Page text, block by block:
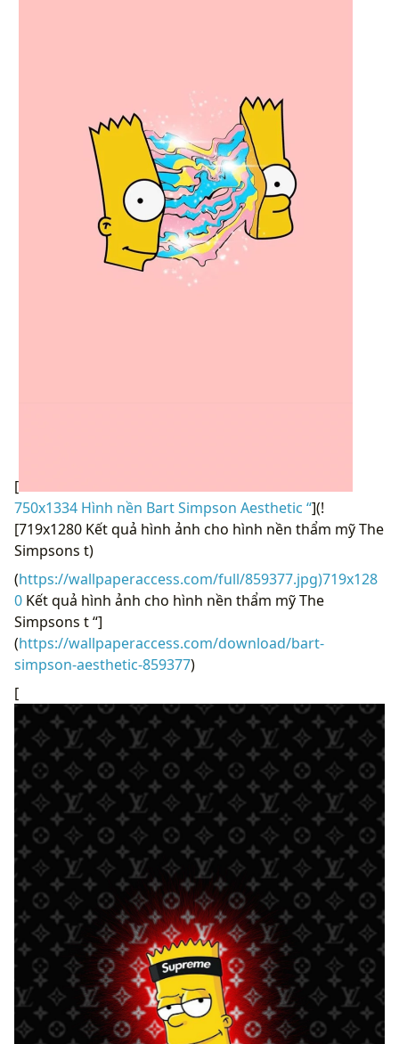
[
750x1334 Hình nền Bart Simpson Aesthetic “](!
[719x1280 Kết quả hình ảnh cho hình nền thẩm mỹ The
Simpsons t)
(https://wallpaperaccess.com/full/859377.jpg)719x128
0 Kết quả hình ảnh cho hình nền thẩm mỹ The
Simpsons t “]
(https://wallpaperaccess.com/download/bart-
simpson-aesthetic-859377)
[